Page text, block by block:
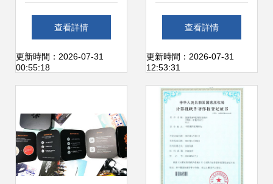
讀器？品牌、屏
幕、系統與續航是
查看詳情
更新時間：2026-07-31
00:55:18
存條 硬件銷售中的
異同解析
查看詳情
更新時間：2026-07-31
12:53:31